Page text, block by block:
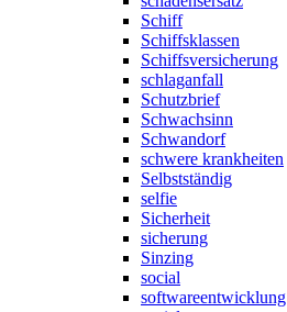
Schiff
Schiffsklassen
Schiffsversicherung
schlaganfall
Schutzbrief
Schwachsinn
Schwandorf
schwere krankheiten
Selbstständig
selfie
Sicherheit
sicherung
Sinzing
social
softwareentwicklung